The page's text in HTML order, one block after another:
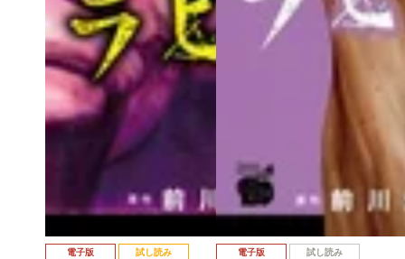
電子版 試し読み 電子版 試し読み